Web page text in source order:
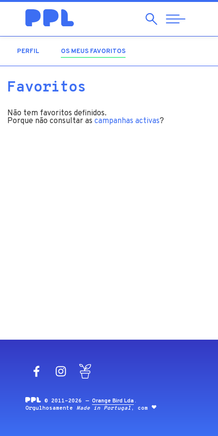
Pesquisar
Abrir
Navegação
PERFIL OS MEUS FAVORITOS
Favoritos
Não tem favoritos definidos.
Porque não consultar as campanhas activas?
FacebookInstagram
© 2011-2026 —Orange Bird Lda .
Orgulhosamente Made in Portugal , com